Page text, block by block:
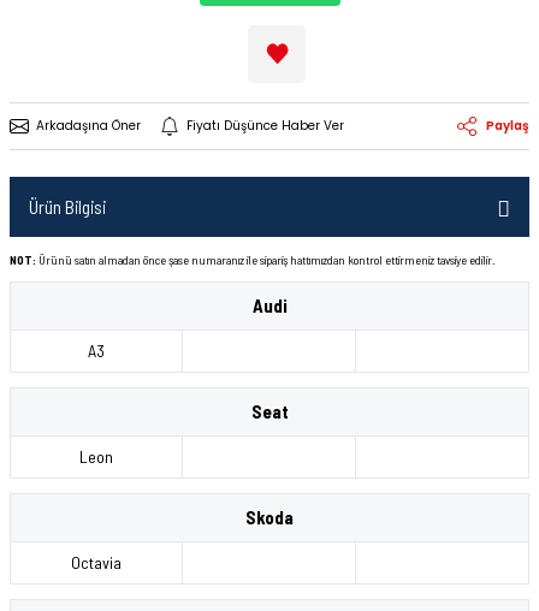
Arkadaşına Öner Fiyatı Düşünce Haber Ver Paylaş
Ürün Bilgisi
NOT: Ürünü satın almadan önce şase numaranız ile sipariş hattımızdan kontrol ettirmeniz tavsiye edilir.
Audi
A3
Seat
Leon
Skoda
Octavia